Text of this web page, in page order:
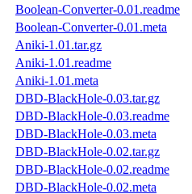
Boolean-Converter-0.01.readme
Boolean-Converter-0.01.meta
Aniki-1.01.tar.gz
Aniki-1.01.readme
Aniki-1.01.meta
DBD-BlackHole-0.03.tar.gz
DBD-BlackHole-0.03.readme
DBD-BlackHole-0.03.meta
DBD-BlackHole-0.02.tar.gz
DBD-BlackHole-0.02.readme
DBD-BlackHole-0.02.meta